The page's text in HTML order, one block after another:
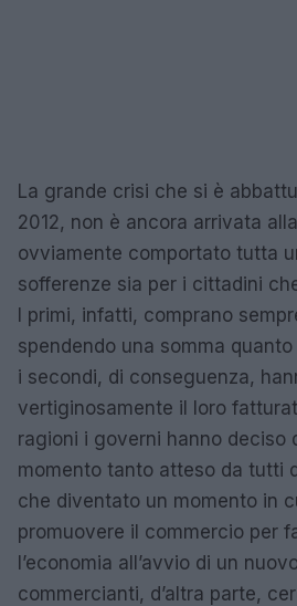
La grande crisi che si è
2012, non è ancora arrivata
ovviamente comportato tutta
sofferenze sia per i cittadini
I primi, infatti, comprano
spendendo una somma
i secondi, di conseguenza,
vertiginosamente il loro
ragioni i governi hanno deciso
momento tanto atteso da tutti
che diventato un momento in
promuovere il commercio per
l’economia all’avvio di un
commercianti, d’altra parte,